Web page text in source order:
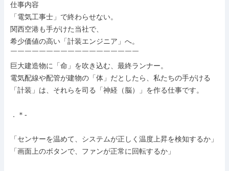
仕事内容
「電気工事士」で終わらせない。
関西空港も手がけた当社で、
希少価値の高い「計装エンジニア」へ。
￣￣￣￣￣￣￣￣￣￣￣￣￣￣￣￣￣￣
巨大建造物に「命」を吹き込む、最終ランナー。
電気配線や配管が建物の「体」だとしたら、私たちの手がける
「計装」は、それらを司る「神経（脳）」を作る仕事です。
．＊-
「センサーを温めて、システムが正しく温度上昇を検知するか」
「画面上のボタンで、ファンが正常に回転するか」